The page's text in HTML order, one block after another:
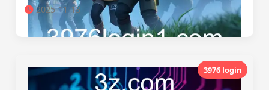
2025-11-13
3976 login